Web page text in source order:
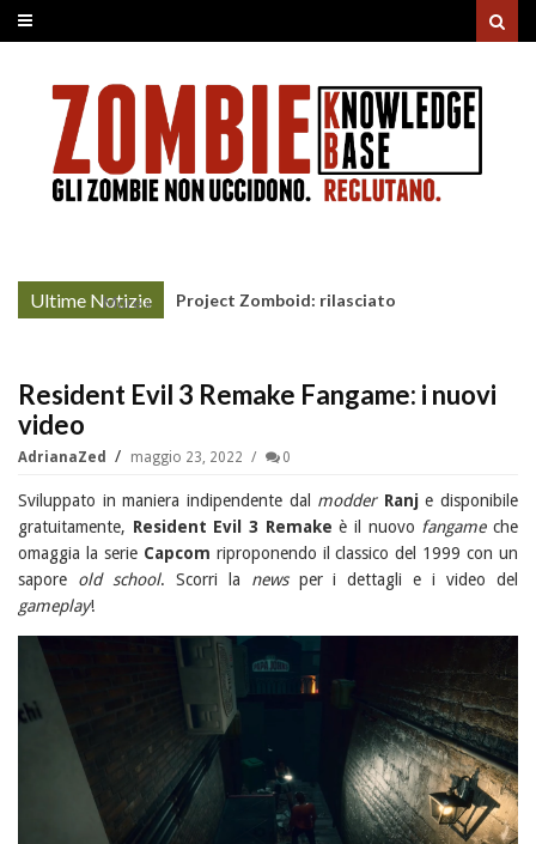
Ultime Notizie
More »
Project Zomboid: rilasciato
Resident Evil 3 Remake Fangame: i nuovi
video
AdrianaZed maggio 23, 2022 0
Sviluppato in maniera indipendente dal modder Ranje disponibile
gratuitamente, Resident Evil 3 Remake è il nuovo fangameche
omaggia la serie Capcom riproponendo il classico del 1999 con un
sapore old school. Scorri la newsper i dettagli e i video del
gameplay!